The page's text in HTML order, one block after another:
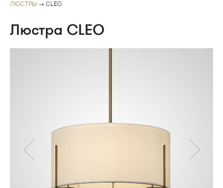
ЛЮСТРЫ → CLEO
Люстра CLEO